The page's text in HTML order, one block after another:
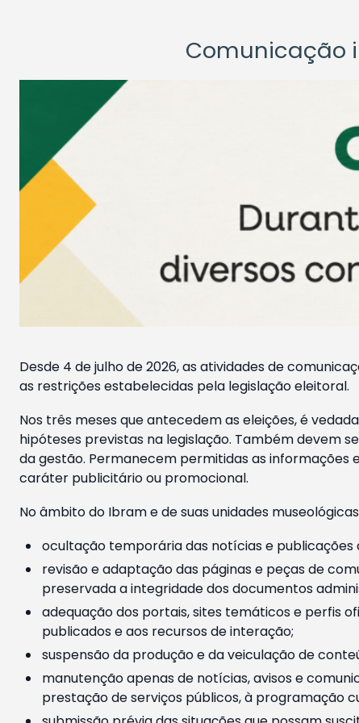
Comunicação
Desde 4 de julho de 2026, as atividades de
as restrições estabelecidas pela legislação eleitoral.
Nos três meses que antecedem as eleições, é
hipóteses previstas na legislação. Também devem
da gestão. Permanecem permitidas as
caráter publicitário ou promocional.
No âmbito do Ibram e de suas unidades
ocultação temporária das notícias e
revisão e adaptação das páginas e peças de
preservada a integridade dos documentos
adequação dos portais, sites temáticos e perfis
publicados e aos recursos de interação;
suspensão da produção e da veiculação de
manutenção apenas de notícias, avisos e
prestação de serviços públicos, à programação